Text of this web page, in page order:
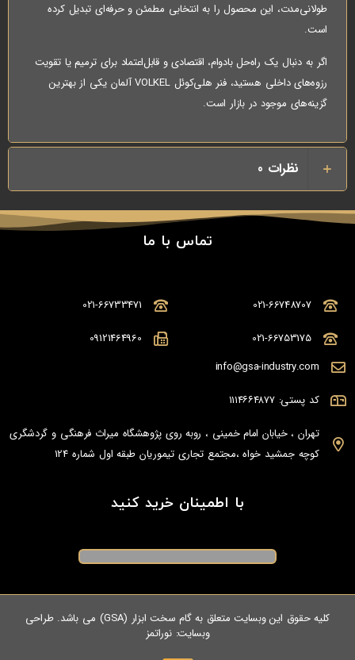
طولانی‌مدت، این محصول را به انتخابی مطمئن و حرفه‌ای تبدیل کرده
است.
اگر به دنبال یک راه‌حل بادوام، اقتصادی و قابل‌اعتماد برای ترمیم یا تقویت
رزوه‌های داخلی هستید، فنر هلی‌کوئل VOLKEL آلمان یکی از بهترین
گزینه‌های موجود در بازار است.
نظرات 0
تماس با ما
021-66748707
021-66753175
021-66733471
09121464960
info@gsa-industry.com
کد پستی: ۱۱۱۴۶۶۴۸۷۷
تهران ، خیابان امام خمینی ، روبه روی پژوهشگاه میراث فرهنگی و گردشگری
کوچه جمشید خواه ،مجتمع تجاری تیموریان طبقه اول شماره 124
با اطمینان خرید کنید
کلیه حقوق این وبسایت متعلق به گام سخت ابزار (GSA) می باشد. طراحی
وبسایت:نوراتمز